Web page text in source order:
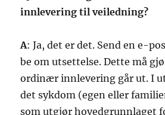
innlevering til veiledning?
A: Ja, det er det. Send en e-
be om utsettelse. Dette må
ordinær innlevering går ut. I
det sykdom (egen eller
som utgjør hovedgrunnlaget